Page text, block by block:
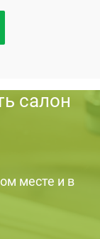
салон
месте и в